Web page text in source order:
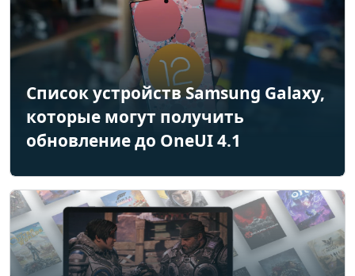
Список устройств Samsung Galaxy,
которые могут получить
обновление до OneUI 4.1